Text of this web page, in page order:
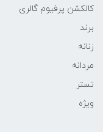
کالکشن پرفیوم گالری
برند
زنانه
مردانه
تستر
ویژه